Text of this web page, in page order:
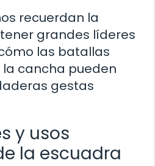
recuerdan la
grandes líderes
las batallas
cancha pueden
gestas
y usos
la escuadra